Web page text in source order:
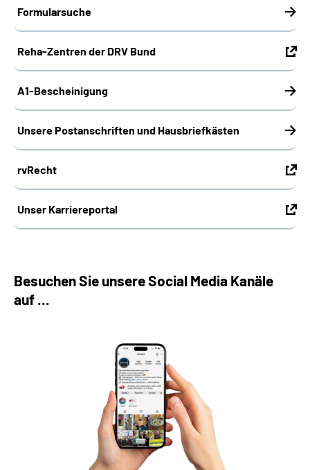
Formularsuche
Reha-Zentren der DRV Bund
A1-Bescheinigung
Unsere Postanschriften und Hausbriefkästen
rvRecht
Unser Karriereportal
Besuchen Sie unsere Social Media Kanäle
auf ...